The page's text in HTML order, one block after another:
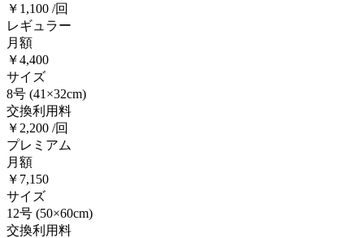
￥1,100 /回
レギュラー
月額
￥4,400
サイズ
8号 (41×32cm)
交換利用料
￥2,200 /回
プレミアム
月額
￥7,150
サイズ
12号 (50×60cm)
交換利用料